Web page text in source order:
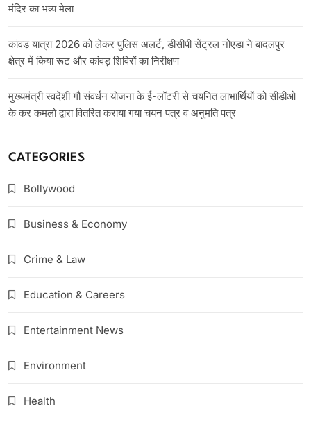
मंदिर का भव्य मेला
कांवड़ यात्रा 2026 को लेकर पुलिस अलर्ट, डीसीपी सेंट्रल नोएडा ने बादलपुर
क्षेत्र में किया रूट और कांवड़ शिविरों का निरीक्षण
मुख्यमंत्री स्वदेशी गौ संवर्धन योजना के ई-लॉटरी से चयनित लाभार्थियों को सीडीओ
के कर कमलो द्वारा वितरित कराया गया चयन पत्र व अनुमति पत्र
CATEGORIES
Bollywood
Business & Economy
Crime & Law
Education & Careers
Entertainment News
Environment
Health